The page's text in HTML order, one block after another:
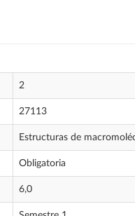
2
27113
Estructuras de
Obligatoria
6,0